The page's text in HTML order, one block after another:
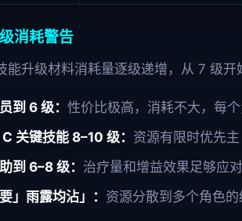
消耗警告
能升级材料消耗量逐级递增，从 7 级开
到 6 级： 性价比极高，消耗不大，每
关键技能 8–10 级： 资源有限时优先主
到 6–8 级： 治疗量和增益效果足够应
」雨露均沾」： 资源分散到多个角色